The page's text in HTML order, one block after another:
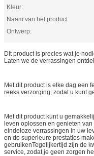
Kleur:
Naam van het product:
Ontwerp:
Dit product is precies wat je
Laten we de verrassingen
Met dit product is elke dag een
reeks verzorging, zodat u kunt
Met dit product kunt u
leven oplossen en genieten
eindeloze verrassingen in uw
en de superieure prestaties
gebruikenTegelijkertijd zijn de
service, zodat je geen zorgen